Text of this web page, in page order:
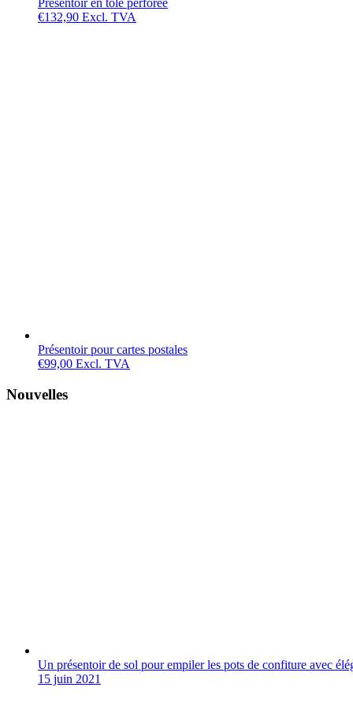
Présentoir en tôle perforée
€132,90 Excl. TVA
Présentoir pour cartes postales
€99,00 Excl. TVA
Nouvelles
Un présentoir de sol pour empiler les pots de confiture avec
15 juin 2021